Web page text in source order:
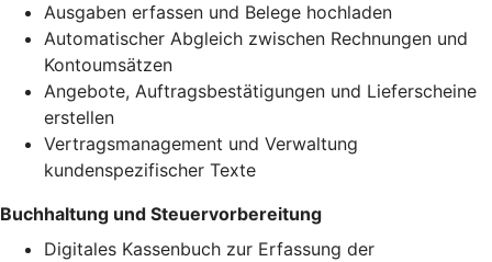
Ausgaben erfassen und Belege hochladen
Automatischer Abgleich zwischen Rechnungen und
Kontoumsätzen
Angebote, Auftragsbestätigungen und Lieferscheine
erstellen
Vertragsmanagement und Verwaltung
kundenspezifischer Texte
Buchhaltung und Steuervorbereitung
Digitales Kassenbuch zur Erfassung der